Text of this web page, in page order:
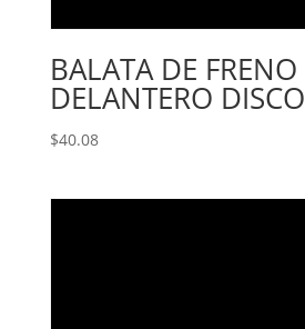
BALATA DE FRENO
DELANTERO DISCO
$40.08